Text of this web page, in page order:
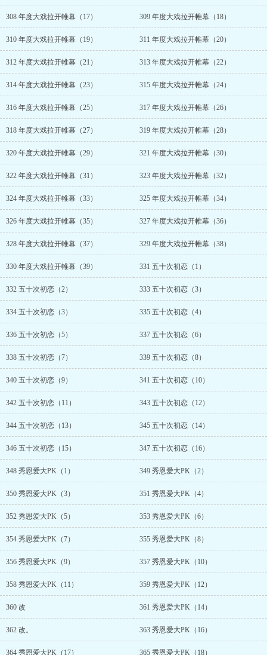
308 年度大戏拉开帷幕（17） 309 年度大戏拉开帷幕（18）
310 年度大戏拉开帷幕（19） 311 年度大戏拉开帷幕（20）
312 年度大戏拉开帷幕（21） 313 年度大戏拉开帷幕（22）
314 年度大戏拉开帷幕（23） 315 年度大戏拉开帷幕（24）
316 年度大戏拉开帷幕（25） 317 年度大戏拉开帷幕（26）
318 年度大戏拉开帷幕（27） 319 年度大戏拉开帷幕（28）
320 年度大戏拉开帷幕（29） 321 年度大戏拉开帷幕（30）
322 年度大戏拉开帷幕（31） 323 年度大戏拉开帷幕（32）
324 年度大戏拉开帷幕（33） 325 年度大戏拉开帷幕（34）
326 年度大戏拉开帷幕（35） 327 年度大戏拉开帷幕（36）
328 年度大戏拉开帷幕（37） 329 年度大戏拉开帷幕（38）
330 年度大戏拉开帷幕（39） 331 五十次初恋（1）
332 五十次初恋（2） 333 五十次初恋（3）
334 五十次初恋（3） 335 五十次初恋（4）
336 五十次初恋（5） 337 五十次初恋（6）
338 五十次初恋（7） 339 五十次初恋（8）
340 五十次初恋（9） 341 五十次初恋（10）
342 五十次初恋（11） 343 五十次初恋（12）
344 五十次初恋（13） 345 五十次初恋（14）
346 五十次初恋（15） 347 五十次初恋（16）
348 秀恩爱大PK（1） 349 秀恩爱大PK（2）
350 秀恩爱大PK（3） 351 秀恩爱大PK（4）
352 秀恩爱大PK（5） 353 秀恩爱大PK（6）
354 秀恩爱大PK（7） 355 秀恩爱大PK（8）
356 秀恩爱大PK（9） 357 秀恩爱大PK（10）
358 秀恩爱大PK（11） 359 秀恩爱大PK（12）
360 改 361 秀恩爱大PK（14）
362 改。 363 秀恩爱大PK（16）
364 秀恩爱大PK（17） 365 秀恩爱大PK（18）